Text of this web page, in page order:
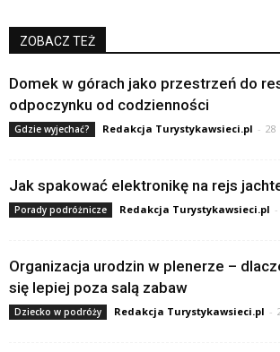
ZOBACZ TEŻ
Domek w górach jako przestrzeń do
odpoczynku od codzienności
Gdzie wyjechać? Redakcja Turystykawsieci.pl - 28
Jak spakować elektronikę na rejs
Porady podróżnicze Redakcja Turystykawsieci.pl -
Organizacja urodzin w plenerze –
się lepiej poza salą zabaw
Dziecko w podróży Redakcja Turystykawsieci.pl -